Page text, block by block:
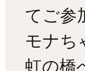
てご参
モナち
虹の橋